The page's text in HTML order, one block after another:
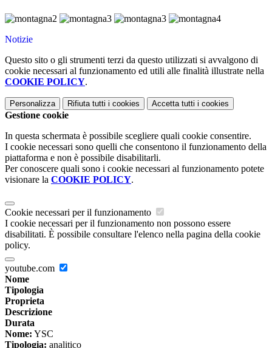
Notizie
Questo sito o gli strumenti terzi da questo utilizzati si avvalgono di
cookie necessari al funzionamento ed utili alle finalità illustrate nella
COOKIE POLICY.
Personalizza Rifiuta tutti i cookies Accetta tutti i cookies
Gestione cookie
In questa schermata è possibile scegliere quali cookie consentire.
I cookie necessari sono quelli che consentono il funzionamento della
piattaforma e non è possibile disabilitarli.
Per conoscere quali sono i cookie necessari al funzionamento potete
visionare la COOKIE POLICY.
Cookie necessari per il funzionamento
I cookie necessari per il funzionamento non possono essere
disabilitati. È possibile consultare l'elenco nella pagina della cookie
policy.
youtube.com
Nome
Tipologia
Proprieta
Descrizione
Durata
Nome: YSC
Tipologia: analitico